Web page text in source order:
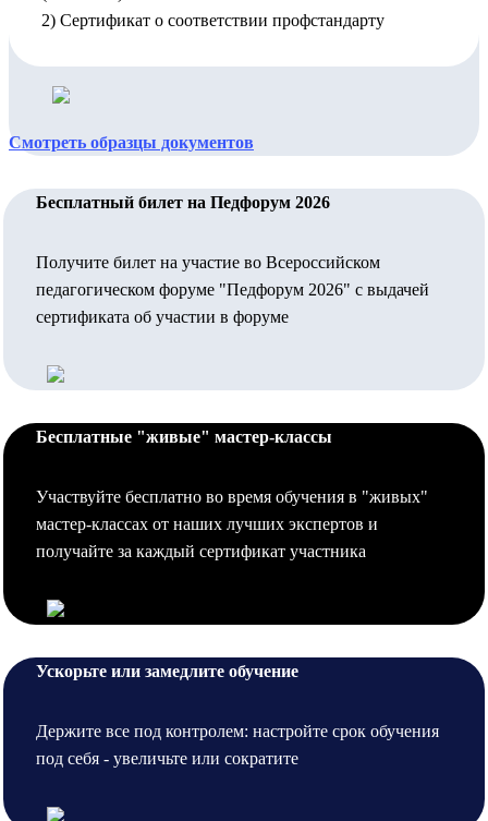
2) Сертификат о соответствии профстандарту
Смотреть образцы документов
Бесплатный билет на Педфорум 2026
Получите билет на участие во Всероссийском
педагогическом форуме "Педфорум 2026" с выдачей
сертификата об участии в форуме
Бесплатные "живые" мастер-классы
Участвуйте бесплатно во время обучения в "живых"
мастер-классах от наших лучших экспертов и
получайте за каждый сертификат участника
Ускорьте или замедлите обучение
Держите все под контролем: настройте срок обучения
под себя - увеличьте или сократите